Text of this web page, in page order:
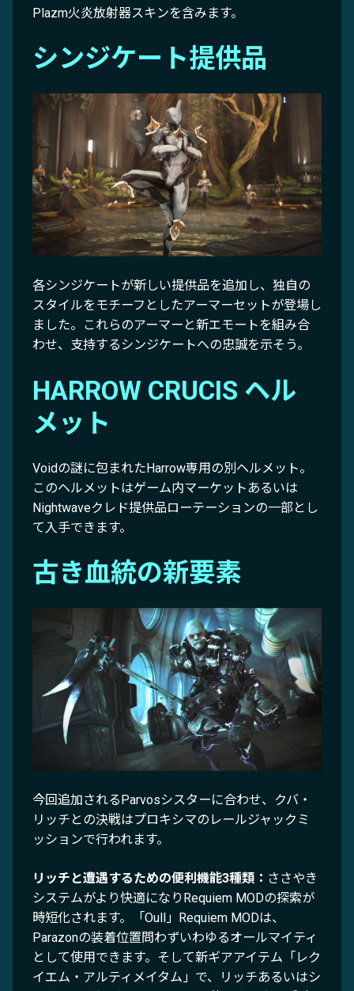
Plazm火炎放射器スキンを含みます。
シンジケート提供品
各シンジケートが新しい提供品を追加し、独自の
スタイルをモチーフとしたアーマーセットが登場し
ました。これらのアーマーと新エモートを組み合
わせ、支持するシンジケートへの忠誠を示そう。
HARROW CRUCIS ヘル
メット
Voidの謎に包まれたHarrow専用の別ヘルメット。
このヘルメットはゲーム内マーケットあるいは
Nightwaveクレド提供品ローテーションの一部とし
て入手できます。
古き血統の新要素
今回追加されるParvosシスターに合わせ、クバ・
リッチとの決戦はプロキシマのレールジャックミ
ッションで行われます。
リッチと遭遇するための便利機能3種類： ささやき
システムがより快適になりRequiem MODの探索が
時短化されます。「Oull」Requiem MODは、
Parazonの装着位置問わずいわゆるオールマイティ
として使用できます。そして新ギアアイテム「レク
イエム・アルティメイタム」で、リッチあるいはシ